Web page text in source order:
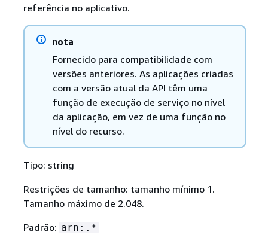
referência no aplicativo.
nota
Fornecido para compatibilidade com
versões anteriores. As aplicações criadas
com a versão atual da API têm uma
função de execução de serviço no nível
da aplicação, em vez de uma função no
nível do recurso.
Tipo: string
Restrições de tamanho: tamanho mínimo 1.
Tamanho máximo de 2.048.
Padrão: arn:.*